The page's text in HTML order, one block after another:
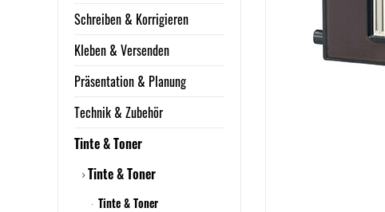
Schreiben & Korrigieren
Kleben & Versenden
Präsentation & Planung
Technik & Zubehör
Tinte & Toner
Tinte & Toner
Tinte & Toner